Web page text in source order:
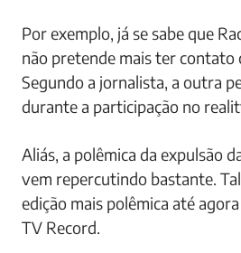
Por exemplo, já se sabe que
não pretende mais ter contato
Segundo a jornalista, a outra
durante a participação no
Aliás, a polêmica da expulsão
vem repercutindo bastante.
edição mais polêmica até
TV Record.